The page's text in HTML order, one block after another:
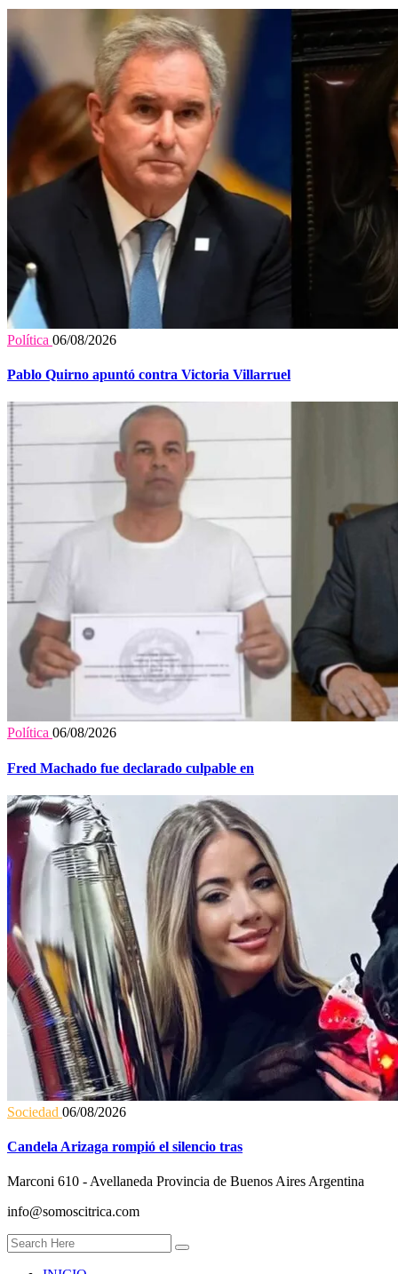
Política 06/08/2026
Pablo Quirno apuntó contra Victoria Villarruel
Política 06/08/2026
Fred Machado fue declarado culpable en
Sociedad 06/08/2026
Candela Arizaga rompió el silencio tras
Marconi 610 - Avellaneda Provincia de Buenos Aires Argentina
info@somoscitrica.com